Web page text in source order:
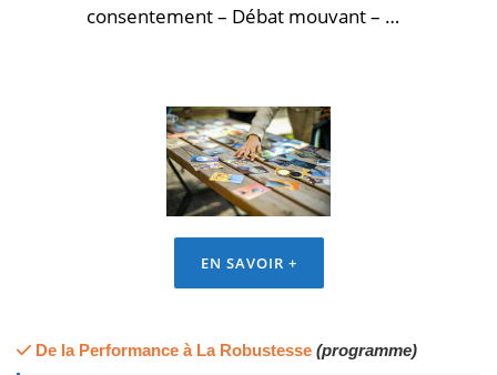
consentement – Débat mouvant – …
EN SAVOIR +
De la Performance à La Robustesse(programme)